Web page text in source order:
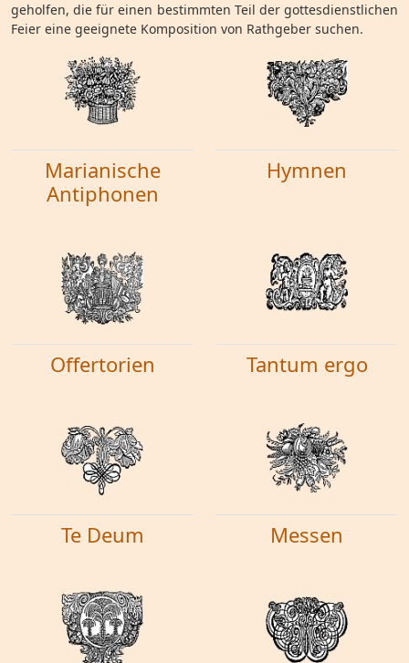
geholfen, die für einen bestimmten Teil der gottesdienstlichen
Feier eine geeignete Komposition von Rathgeber suchen.
Marianische
Antiphonen
Hymnen
Offertorien Tantum ergo
Te Deum Messen